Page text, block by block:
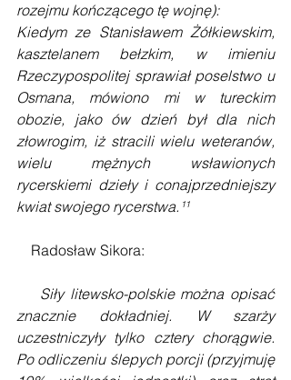
rozejmu kończącego tę wojnę):
Kiedym ze Stanisławem Żółkiewskim,
kasztelanem bełzkim, w imieniu
Rzeczypospolitej sprawiał poselstwo u
Osmana, mówiono mi w tureckim
obozie, jako ów dzień był dla nich
złowrogim, iż stracili wielu weteranów,
wielu mężnych wsławionych
rycerskiemi dzieły i conajprzedniejszy
kwiat swojego rycerstwa.¹¹
    Radosław Sikora:
znacznie dokładniej. W szarży
uczestniczyły tylko cztery chorągwie.
Po odliczeniu ślepych porcji (przyjmuję